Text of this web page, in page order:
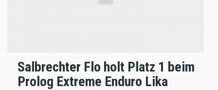
Salbrechter Flo holt Platz 1 beim
Prolog Extreme Enduro Lika